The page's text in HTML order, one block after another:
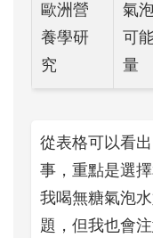
歐洲營
養學研
究
氣
可
量
從表格可以看
事，重點是選
我喝無糖氣泡
題，但我也會注